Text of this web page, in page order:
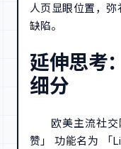
人页显眼位置，
缺陷。
延伸思考
细分
欧美主流社
赞」 功能名为 「